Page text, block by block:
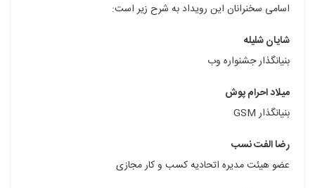
اسامی سخنرانان این رویداد به شرح زیر است:
شایان شلیله
بنیانگذار جشنواره وب
میلاد احرام پوش
بنیانگذار GSM
رضا الفت نسب
عضو هیئت مدیره اتحادیه کسب و کار مجازی